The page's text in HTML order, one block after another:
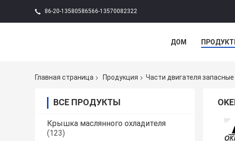
86-20-13580586566-13570082322
ДОМ
Главная страница Продукция Части двигателя запасные
ВСЕ ПРОДУКТЫ
Крышка маслянного охладителя
(123)